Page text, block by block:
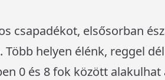
csapadékot, elsősorban
helyen élénk, reggel
0 és 8 fok között